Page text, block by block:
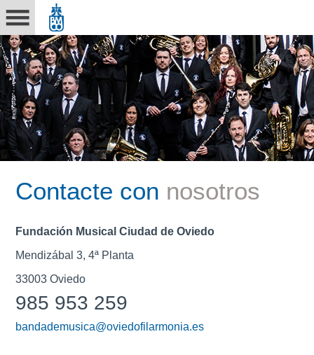
Contacte con nosotros
Fundación Musical Ciudad de Oviedo
Mendizábal 3, 4ª Planta
33003 Oviedo
985 953 259
bandademusica@oviedofilarmonia.es